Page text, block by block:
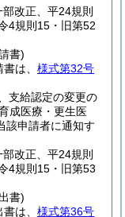
改正、平24規則
4規則15・旧第52
書)
は、 様式第32号
支給認定の変更の
成医療・更生医
該申請者に通知す
改正、平24規則
4規則15・旧第53
書)
は、 様式第36号